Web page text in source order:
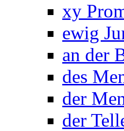
xy
ewig
an der
des
der
der